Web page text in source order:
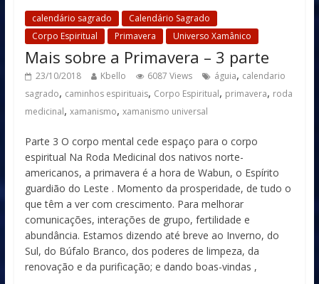
calendário sagrado
Calendário Sagrado
Corpo Espiritual
Primavera Universo Xamânico
Mais sobre a Primavera – 3 parte
23/10/2018 Kbello 6087 Views águia, calendario
sagrado, caminhos espirituais, Corpo Espiritual, primavera, roda
medicinal, xamanismo, xamanismo universal
Parte 3 O corpo mental cede espaço para o corpo
espiritual Na Roda Medicinal dos nativos norte-
americanos, a primavera é a hora de Wabun, o Espírito
guardião do Leste . Momento da prosperidade, de tudo o
que têm a ver com crescimento. Para melhorar
comunicações, interações de grupo, fertilidade e
abundância. Estamos dizendo até breve ao Inverno, do
Sul, do Búfalo Branco, dos poderes de limpeza, da
renovação e da purificação; e dando boas-vindas ,